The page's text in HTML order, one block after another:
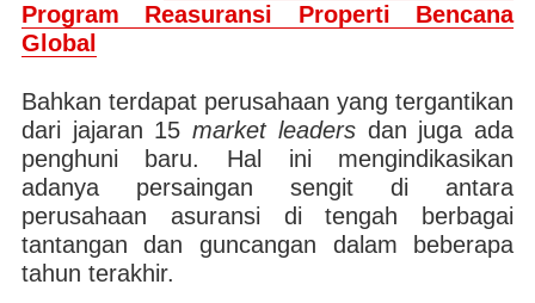
Program Reasuransi Properti Bencana
Global
Bahkan terdapat perusahaan yang tergantikan
dari jajaran 15market leadersdan juga ada
penghuni baru. Hal ini mengindikasikan
adanya persaingan sengit di antara
perusahaan asuransi di tengah berbagai
tantangan dan guncangan dalam beberapa
tahun terakhir.